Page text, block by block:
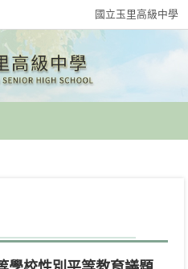
國立玉里高級中學